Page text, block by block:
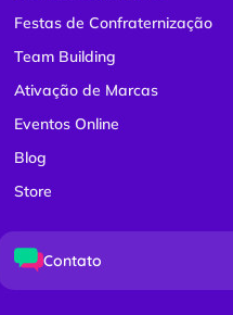
Festas de Confraternização
Team Building
Ativação de Marcas
Eventos Online
Blog
Store
Contato